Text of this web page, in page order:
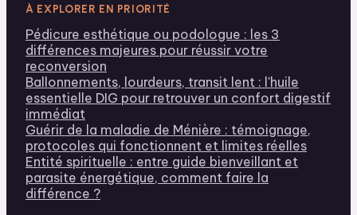
À EXPLORER EN PRIORITÉ
Pédicure esthétique ou podologue : les 3
différences majeures pour réussir votre
reconversion
Ballonnements, lourdeurs, transit lent : l'huile
essentielle DIG pour retrouver un confort digestif
immédiat
Guérir de la maladie de Ménière : témoignage,
protocoles qui fonctionnent et limites réelles
Entité spirituelle : entre guide bienveillant et
parasite énergétique, comment faire la
différence ?